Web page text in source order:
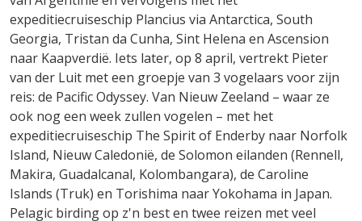
expeditiecruiseschip Plancius via Antarctica, South
Georgia, Tristan da Cunha, Sint Helena en Ascension
naar Kaapverdië. Iets later, op 8 april, vertrekt Pieter
van der Luit met een groepje van 3 vogelaars voor zijn
reis: de Pacific Odyssey. Van Nieuw Zeeland – waar ze
ook nog een week zullen vogelen – met het
expeditiecruiseschip The Spirit of Enderby naar Norfolk
Island, Nieuw Caledonië, de Solomon eilanden (Rennell,
Makira, Guadalcanal, Kolombangara), de Caroline
Islands (Truk) en Torishima naar Yokohama in Japan.
Pelagic birding op z'n best en twee reizen met veel